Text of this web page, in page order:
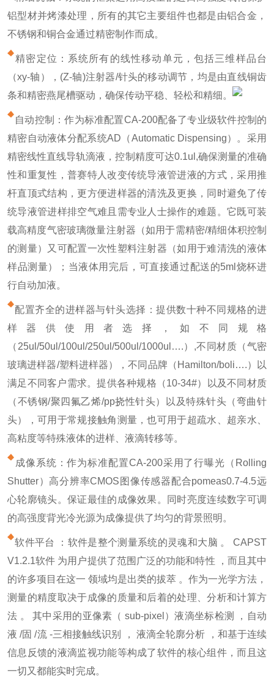
铝型材并烤漆处理，所有的其它主要组件也都是由铝合金，
不锈钢和铜合金通过精密制作而成。
精密定位：系统所有的线性移动单元，包括三维样品台
（xy-轴），(Z-轴)注射器/针头的移动调节，均是由直线铜齿
条和精密燕尾槽驱动，确保传动平稳、轻松和精细。
自动控制：作为标准配置CA-200配备了专业级软件控制的
精密自动液体分配系统AD（Automatic Dispensing）。采用
精密线性直线导轨滴液，控制精度可达0.1ul,确保测量的准确
性和重复性，普赛特人改变传统导液管进液的方式，采用推
杆直顶式结构，更方便进样器的清洗及更换，同时避免了传
统导液管进样排空气难且需专业人士操作的难题。它既可装
载高精度气密玻璃微量注射器（如用于需精密/精细体积控制
的测量）又可配置一次性塑料注射器（如用于难清洗的液体
样品测量）；当液体用完后，可直接通过配送的5ml烧杯进
行自动加液。
配置齐全的进样器与针头选择：提供数十种不同规格的进
样器供使用者选择，如不同规格
（25ul/50ul/100ul/250ul/500ul/1000ul….）,不同材质（气密
玻璃进样器/塑料进样器），不同品牌（Hamilton/boli….）以
满足不同客户需求。提供各种规格（10-34#）以及不同材质
（不锈钢/聚四氟乙烯/pp挠性针头）以及特殊针头（弯曲针
头），可用于常规接触角测量，也可用于超疏水、超亲水、
高粘度等特殊液体的进样、液滴转移等。
成像系统：作为标准配置CA-200采用了行曝光（Rolling
Shutter）高分辨率CMOS图像传感器配合pomeas0.7-4.5远
心轮廓镜头。保证最佳的成像效果。同时亮度连续数字可调
的高强度背光冷光源为成像提供了均匀的背景照明。
软件平台 ：软件是整个测量系统的灵魂和大脑 。 CAPST
V1.2.1软件 为用户提供了范围广泛的功能和特性 ，而且其中
的许多项目在这一 领域均是出类的拔萃 。作为一光学方法，
测量的精度取决于成像的质量和后着的处理、分析和计算方
法 。 其中采用的亚像素（ sub-pixel）液滴坐标检测 ，自动
液 /固 /流 -三相接触线识别 ， 液滴全轮廓分析 ，和基于连续
信息反馈的液滴监视功能等构成了软件的核心组件，而且这
一切又都能实时完成。